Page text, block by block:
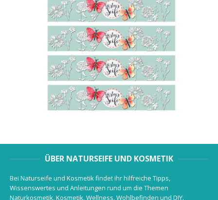
ÜBER NATURSEIFE UND KOSMETIK
Bei Naturseife und Kosmetik findet ihr hilfreiche Tipps,
Wissenswertes und Anleitungen rund um die Themen
Naturkosmetik, Kosmetik, Wellness, Wohlbefinden und DIY.